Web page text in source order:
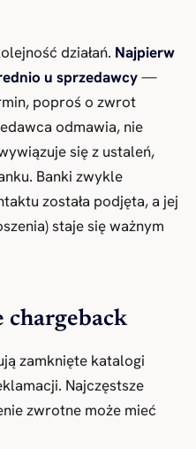
działań. Najpierw
u sprzedawcy—
poproś o zwrot
odmawia, nie
się z ustaleń,
Banki zwykle
została podjęta, a jej
staje się ważnym
chargeback
zamknięte katalogi
Najczęstsze
zwrotne może mieć